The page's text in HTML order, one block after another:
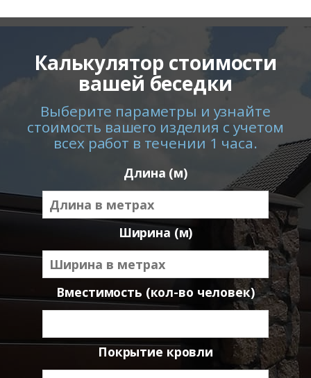
Калькулятор стоимости
вашей беседки
Выберите параметры и узнайте
стоимость вашего изделия с учетом
всех работ в течении 1 часа.
Длина (м)
Ширина (м)
Вместимость (кол-во человек)
Покрытие кровли